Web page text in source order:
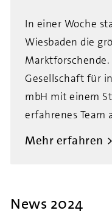
In einer Woche
Wiesbaden die
Marktforschende.
Gesellschaft für
mbH mit einem
erfahrenes Team
Mehr erfahren
News 2024